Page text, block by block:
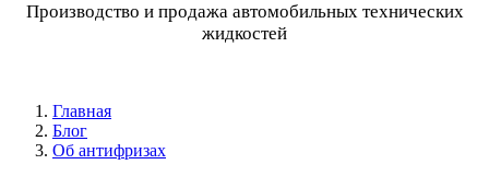
Производство и продажа автомобильных технических
жидкостей
Главная
Блог
Об антифризах